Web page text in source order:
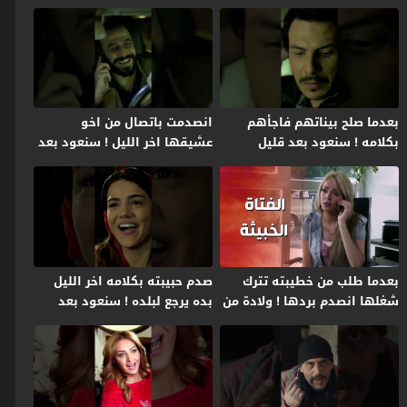
بعدما صلح بيناتهم فاجأهم
بكلامه ! سنعود بعد قليل
انصدمت باتصال من اخو
عشيقها اخر الليل ! سنعود بعد
قليل
بعدما طلب من خطيبته تترك
شغلها انصدم بردها ! ولادة من
الخاصرة 2
صدم حبيبته بكلامه اخر الليل
بده يرجع لبلده ! سنعود بعد
قليل